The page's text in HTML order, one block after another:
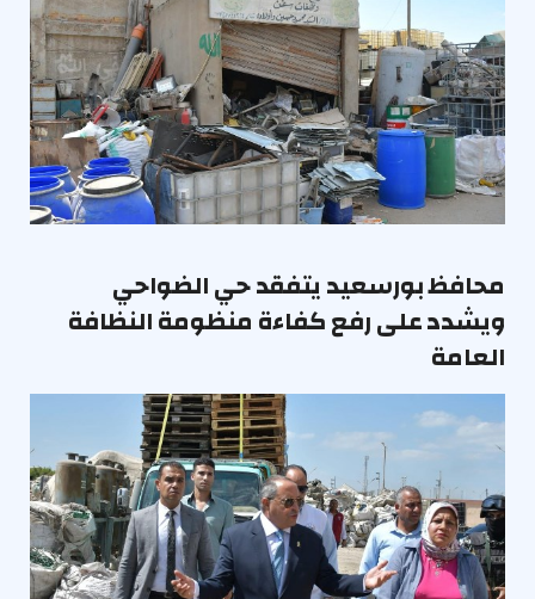
محافظ بورسعيد يتفقد حي الضواحي
ويشدد على رفع كفاءة منظومة النظافة
العامة